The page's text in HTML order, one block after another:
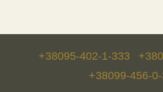
+38095-402-1-333
+38099-456-